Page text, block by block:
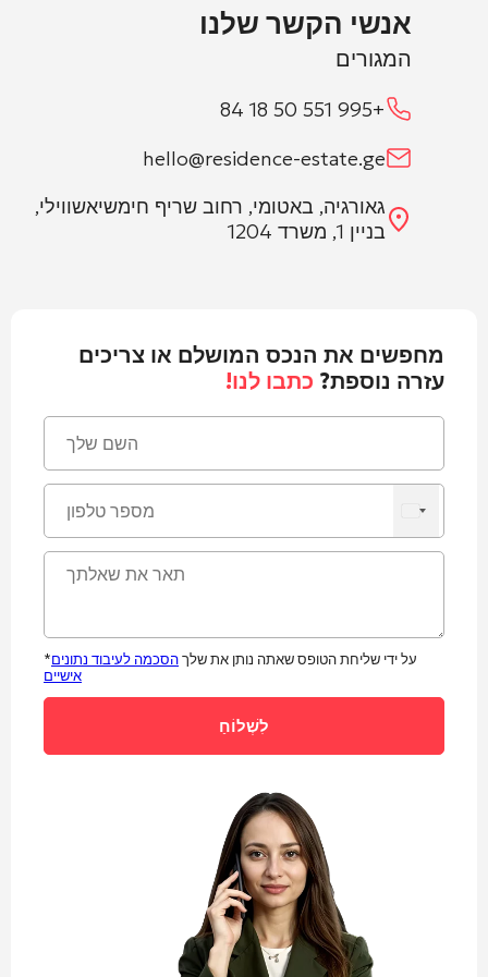
אנשי הקשר שלנו
המגורים
+995 551 50 18 84
hello@residence-estate.ge
גאורגיה, באטומי, רחוב שריף חימשיאשווילי,
בניין 1, משרד 1204
מחפשים את הנכס המושלם או צריכים
עזרה נוספת? כתבו לנו!
*על ידי שליחת הטופס שאתה נותן את שלךהסכמה לעיבוד נתונים
אישיים